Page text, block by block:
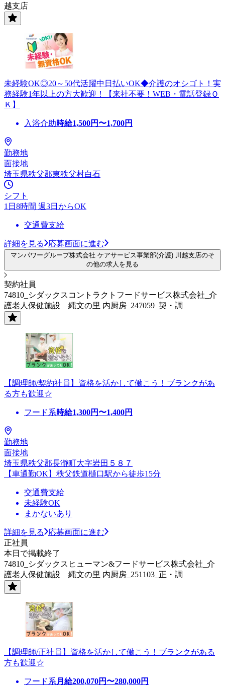
越支店
未経験OK◎20～50代活躍中日払いOK◆介護のオシゴト！実
務経験1年以上の方大歓迎！【来社不要！WEB・電話登録Ｏ
Ｋ】
入浴介助時給1,500円〜1,700円
勤務地
面接地
埼玉県秩父郡東秩父村白石
シフト
1日8時間 週3日からOK
交通費支給
詳細を見る 応募画面に進む
マンパワーグループ株式会社 ケアサービス事業部(介護) 川越支店のそ
の他の求人を見る
契約社員
74810_シダックスコントラクトフードサービス株式会社_介
護老人保健施設 縄文の里 内厨房_247059_契・調
【調理師/契約社員】資格を活かして働こう！ブランクがあ
る方も歓迎☆
フード系時給1,300円〜1,400円
勤務地
面接地
埼玉県秩父郡長瀞町大字岩田５８７
【車通勤OK】秩父鉄道樋口駅から徒歩15分
交通費支給
未経験OK
まかないあり
詳細を見る
応募画面に進む
正社員
本日で掲載終了
74810_シダックスヒューマン&フードサービス株式会社_介
護老人保健施設 縄文の里 内厨房_251103_正・調
【調理師/正社員】資格を活かして働こう！ブランクがある
方も歓迎☆
フード系 月給200,070円〜280,000円